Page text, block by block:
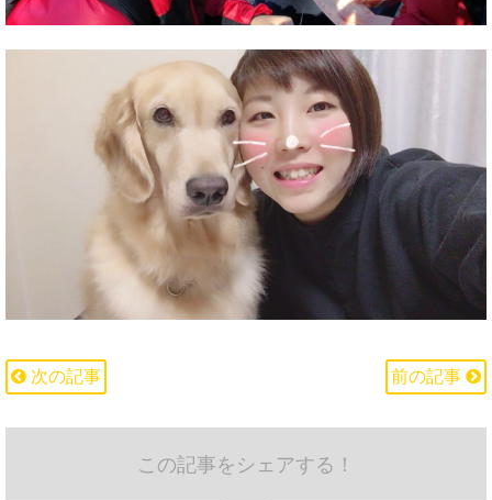
次の記事 前の記事
この記事をシェアする！